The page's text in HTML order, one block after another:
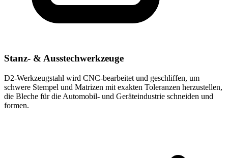
Stanz- & Ausstechwerkzeuge
D2-Werkzeugstahl wird CNC-bearbeitet und geschliffen, um
schwere Stempel und Matrizen mit exakten Toleranzen herzustellen,
die Bleche für die Automobil- und Geräteindustrie schneiden und
formen.